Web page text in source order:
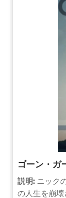
ゴーン・ガ
説明: ニック
の人生を崩